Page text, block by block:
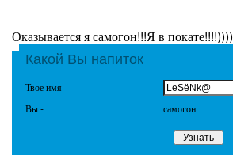
Оказывается я самогон!!!Я в покате!!!!))))
Какой Вы напиток
Твое имя
Вы -
самогон